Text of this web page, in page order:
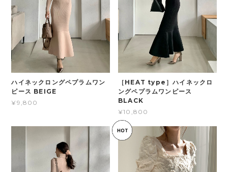
ハイネックロングペプラムワン
ピース BEIGE
¥9,800
［HEAT type］ハイネックロ
ングペプラムワンピース
BLACK
¥10,800